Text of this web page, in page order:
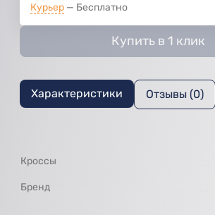
Курьер Бесплатно
Купить в 1 клик
Характеристики Отзывы (0)
Кроссы
Бренд